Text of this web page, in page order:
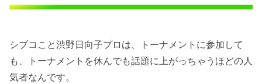
シブコこと渋野日向子プロは、トーナメントに参加して
も、トーナメントを休んでも話題に上がっちゃうほどの人
気者なんです。